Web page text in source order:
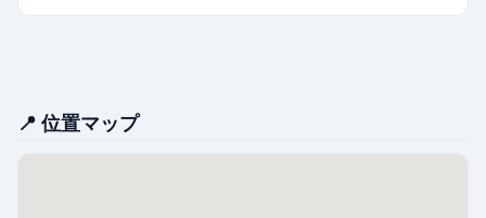
📍 位置マップ